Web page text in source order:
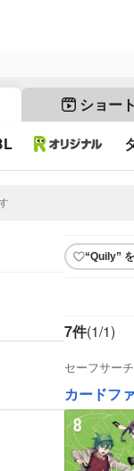
ショート
“Quily”
7件(1/1)
セーフサー
カードフ